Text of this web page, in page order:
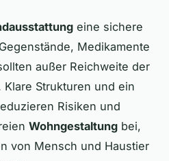
eine sichere
Medikamente
außer Reichweite der
Strukturen und ein
Risiken und
Wohngestaltung bei,
von Mensch und Haustier